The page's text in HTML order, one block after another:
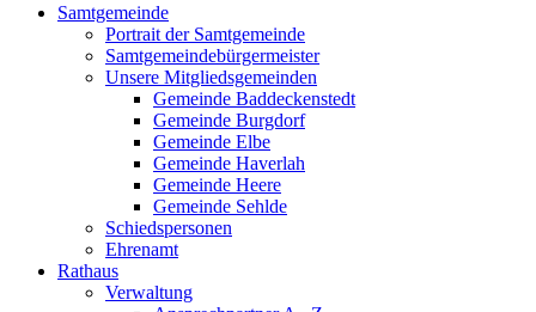
Samtgemeinde
Portrait der Samtgemeinde
Samtgemeindebürgermeister
Unsere Mitgliedsgemeinden
Gemeinde Baddeckenstedt
Gemeinde Burgdorf
Gemeinde Elbe
Gemeinde Haverlah
Gemeinde Heere
Gemeinde Sehlde
Schiedspersonen
Ehrenamt
Rathaus
Verwaltung